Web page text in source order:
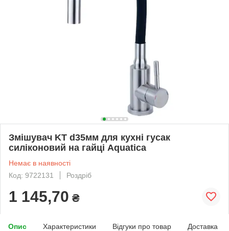
Змішувач KT d35мм для кухні гусак
силіконовий на гайці Aquatica
Немає в наявності
Код: 9722131
Роздріб
1 145,70 ₴
Опис Характеристики Відгуки про товар Доставка